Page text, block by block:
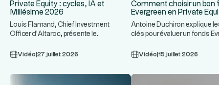
Private Equity : cycles, IA et
Millésime 2026
Louis Flamand, Chief Investment
Officer d'Altaroc, présente le
... Vidéo 27 juillet 2026
Comment choisir un bon
Evergreen en Private
Antoine Duchiron explique
clés pour évaluer un fonds
Vidéo 15 juillet 2026